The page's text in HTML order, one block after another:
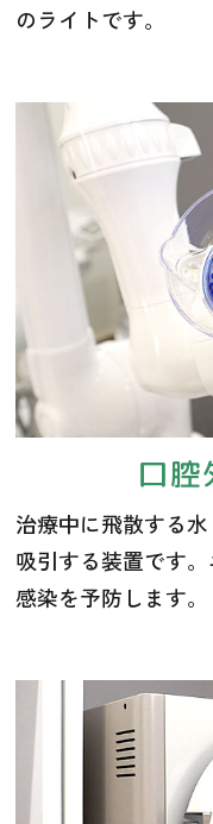
のライトです。
口腔
治療中に飛散する
吸引する装置です
感染を予防します。